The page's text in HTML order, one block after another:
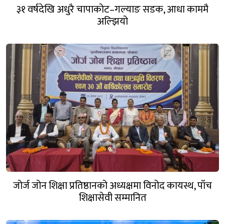
३१ वर्षदेखि अधुरै चापाकोट–गल्याङ सडक, आधा काममै
अल्झियो
जोर्ज जोन शिक्षा प्रतिष्ठानको अध्यक्षमा विनोद कायस्थ, पाँच
शिक्षासेवी सम्मानित